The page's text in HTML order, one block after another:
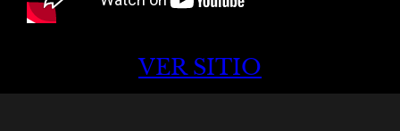
VER SITIO